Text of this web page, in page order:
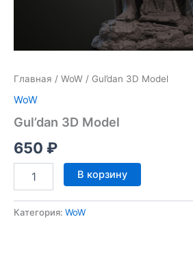
Главная / WoW / Gul’dan 3D Model
WoW
Gul’dan 3D Model
650 ₽
Количество
товара
3D
В корзину
Категория: WoW